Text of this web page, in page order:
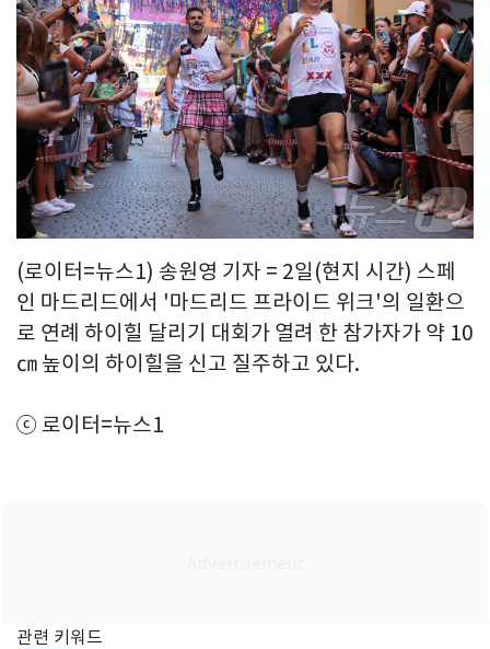
(로이터=뉴스1) 송원영 기자 = 2일(현지 시간) 스페
인 마드리드에서 '마드리드 프라이드 위크'의 일환으
로 연례 하이힐 달리기 대회가 열려 한 참가자가 약 10
㎝ 높이의 하이힐을 신고 질주하고 있다.
ⓒ 로이터=뉴스1
관련 키워드